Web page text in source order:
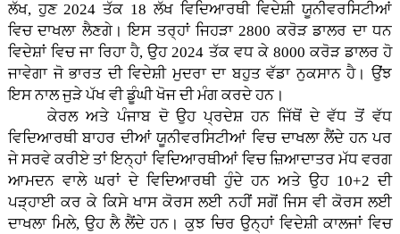
ਲੱਖ, ਹੁਣ 2024 ਤੱਕ 18 ਲੱਖ ਵਿਦਿਆਰਥੀ ਵਿਦੇਸ਼ੀ ਯੂਨੀਵਰਸਿਟੀਆਂ
ਵਿਚ ਦਾਖਲਾ ਲੈਣਗੇ। ਇਸ ਤਰ੍ਹਾਂ ਜਿਹੜਾ 2800 ਕਰੋੜ ਡਾਲਰ ਦਾ ਧਨ
ਵਿਦੇਸ਼ਾਂ ਵਿਚ ਜਾ ਰਿਹਾ ਹੈ, ਉਹ 2024 ਤੱਕ ਵਧ ਕੇ 8000 ਕਰੋੜ ਡਾਲਰ ਹੋ
ਜਾਵੇਗਾ ਜੋ ਭਾਰਤ ਦੀ ਵਿਦੇਸ਼ੀ ਮੁਦਰਾ ਦਾ ਬਹੁਤ ਵੱਡਾ ਨੁਕਸਾਨ ਹੈ। ਉਂਝ
ਇਸ ਨਾਲ ਜੁੜੇ ਪੱਖ ਵੀ ਡੂੰਘੀ ਖੋਜ ਦੀ ਮੰਗ ਕਰਦੇ ਹਨ।
ਕੇਰਲ ਅਤੇ ਪੰਜਾਬ ਦੋ ਉਹ ਪ੍ਰਦੇਸ਼ ਹਨ ਜਿੱਥੋਂ ਦੇ ਵੱਧ ਤੋਂ ਵੱਧ
ਵਿਦਿਆਰਥੀ ਬਾਹਰ ਦੀਆਂ ਯੂਨੀਵਰਸਿਟੀਆਂ ਵਿਚ ਦਾਖਲਾ ਲੈਂਦੇ ਹਨ ਪਰ
ਜੇ ਸਰਵੇ ਕਰੀਏ ਤਾਂ ਇਨ੍ਹਾਂ ਵਿਦਿਆਰਥੀਆਂ ਵਿਚ ਜ਼ਿਆਦਾਤਰ ਮੱਧ ਵਰਗ
ਆਮਦਨ ਵਾਲੇ ਘਰਾਂ ਦੇ ਵਿਦਿਆਰਥੀ ਹੁੰਦੇ ਹਨ ਅਤੇ ਉਹ 10+2 ਦੀ
ਪੜ੍ਹਾਈ ਕਰ ਕੇ ਕਿਸੇ ਖਾਸ ਕੋਰਸ ਲਈ ਨਹੀਂ ਸਗੋਂ ਜਿਸ ਵੀ ਕੋਰਸ ਲਈ
ਦਾਖਲਾ ਮਿਲੇ, ਉਹ ਲੈ ਲੈਂਦੇ ਹਨ। ਕੁਝ ਚਿਰ ਉਨ੍ਹਾਂ ਵਿਦੇਸ਼ੀ ਕਾਲਜਾਂ ਵਿਚ